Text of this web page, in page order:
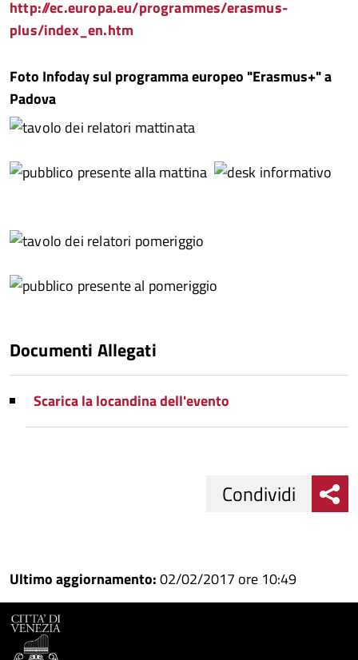
http://ec.europa.eu/programmes/erasmus-
plus/index_en.htm
Foto Infoday sul programma europeo "Erasmus+" a
Padova
Documenti Allegati
Scarica la locandina dell'evento
su
Facebook
Condividi
su
Condividi
Condividi
Ultimo aggiornamento:02/02/2017 ore 10:49